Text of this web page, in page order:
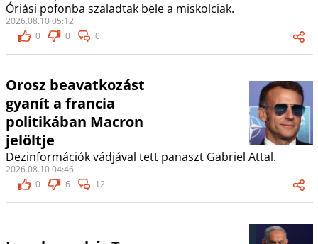
Óriási pofonba szaladtak bele a miskolciak.
2026.08.10 05:12
0
0 0
Orosz beavatkozást
gyanít a francia
politikában Macron
jelöltje
Dezinformációk vádjával tett panaszt Gabriel Attal.
2026.08.10 04:46
0
6 12